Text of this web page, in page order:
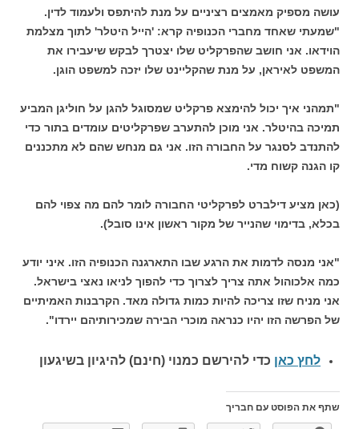
עושה מספיק מאמצים רציניים על מנת להיתפס ולעמוד לדין.
"שמעתי שאחד מחברי הכנופיה קרא: 'הייל היטלר' לתוך מצלמת
הוידאו. אני חושב שהפרקליט שלו יצטרך לבקש שיעבירו את
המשפט לאיראן, על מנת שהקליינט שלו יזכה למשפט הוגן.
"תמהני איך יכול להימצא פרקליט שמסוגל להגן על חוליגן המביע
תמיכה בהיטלר. אני מוכן להתערב שפרקליטים עומדים בתור כדי
להתנדב לסנגר על החבורה הזו. אני גם מנחש שהם לא מתכננים
קו הגנה קשוח מדי.
(כאן מציע דילברט לפרקליטי החבורה לומר להם מה צפוי להם
בכלא, בדימוי שהנייר של מקור ראשון אינו סובל).
"אני מנסה לדמות את הרגע שבו התארגנה הכנופיה הזו. איני יודע
כמה אלכוהול אתה צריך לצרוך כדי להפוך לניאו נאצי בישראל.
אני מניח שזו צריכה להיות כמות גדולה מאד. הקרבנות האמיתיים
של הפרשה הזו יהיו כנראה מוכרי הבירה שמכירותיהם יירדו".
לחץ כאן כדי להירשם כמנוי (חינם) להיגיון בשיגעון
שתף את הפוסט עם חבריך